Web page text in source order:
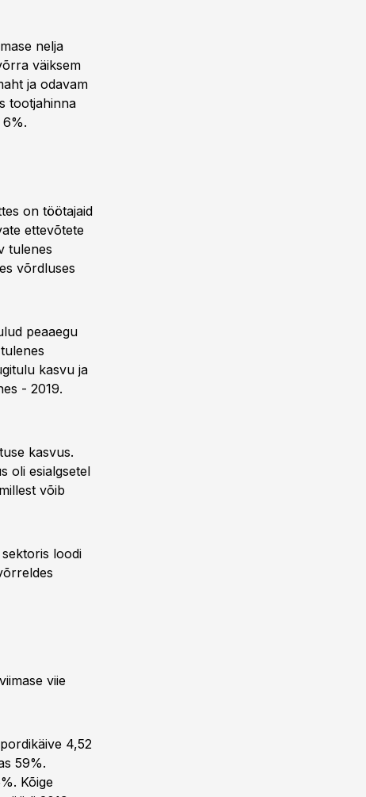
nelja
väiksem
ja odavam
tootjahinna
6%.
on töötajaid
ettevõtete
tulenes
võrdluses
peaaegu
kasvu ja
- 2019.
kasvus.
oli esialgsetel
võib
loodi
viie
4,52
59%.
Kõige